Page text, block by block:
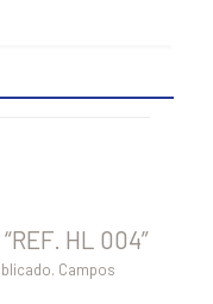
HL 004”
Campos